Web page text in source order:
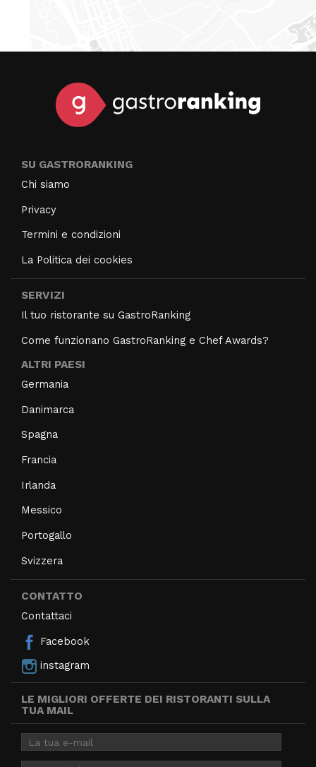
SU GASTRORANKING
Chi siamo
Privacy
Termini e condizioni
La Politica dei cookies
SERVIZI
Il tuo ristorante su GastroRanking
Come funzionano GastroRanking e Chef Awards?
ALTRI PAESI
Germania
Danimarca
Spagna
Francia
Irlanda
Messico
Portogallo
Svizzera
CONTATTO
Contattaci
Facebook
instagram
LE MIGLIORI OFFERTE DEI RISTORANTI SULLA
TUA MAIL